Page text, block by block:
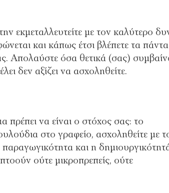
εκμεταλλευτείτε με τον καλύτερο
και κάπως έτσι βλέπετε τα
Απολαύστε όσα θετικά (σας)
δεν αξίζει να ασχοληθείτε.
να είναι ο στόχος σας: το
στο γραφείο, ασχοληθείτε με
παραγωγικότητα και η
ούτε μικροπρεπείς, ούτε